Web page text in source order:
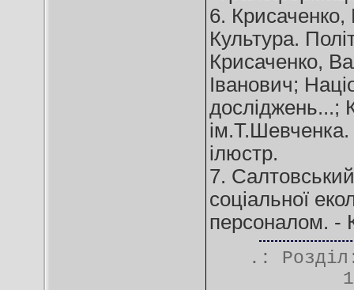
6.
Культура.
Крисаченко,
Іванович;
досліджень...;
ілюстр.
7.
соціальної
персоналом. -
.: